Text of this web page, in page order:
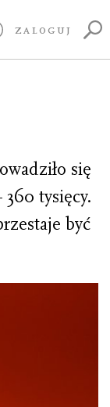
ZALOGUJ
się
tysięcy.
być